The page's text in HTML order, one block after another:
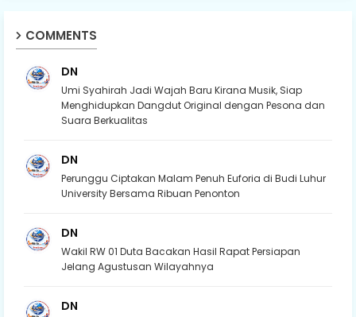
COMMENTS
DN
Umi Syahirah Jadi Wajah Baru Kirana Musik, Siap
Menghidupkan Dangdut Original dengan Pesona dan
Suara Berkualitas
DN
Perunggu Ciptakan Malam Penuh Euforia di Budi Luhur
University Bersama Ribuan Penonton
DN
Wakil RW 01 Duta Bacakan Hasil Rapat Persiapan
Jelang Agustusan Wilayahnya
DN